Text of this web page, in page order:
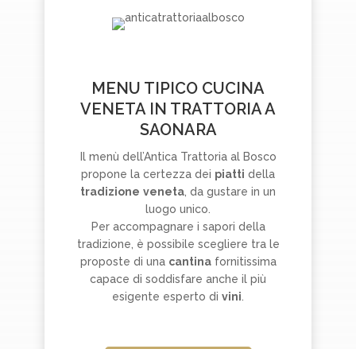
MENU TIPICO CUCINA
VENETA IN TRATTORIA A
SAONARA
Il menù dell’Antica Trattoria al Bosco
propone la certezza dei piatti della
tradizione veneta , da gustare in un
luogo unico.
Per accompagnare i sapori della
tradizione, è possibile scegliere tra le
proposte di una cantinafornitissima
capace di soddisfare anche il più
esigente esperto di vini